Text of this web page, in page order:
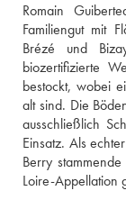
Romain
Familiengut mit
Brézé und
biozertifizierte
bestockt, wobei
alt sind. Die
ausschließlich
Einsatz. Als
Berry
Loire-Appellation